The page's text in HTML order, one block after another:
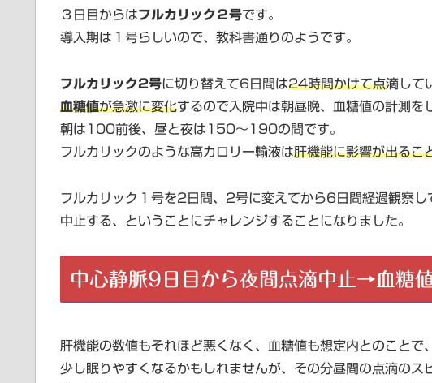
３日目からはフルカリック２号です。
導入期は１号らしいので、教科書通りのようです。
フルカリック2号に切り替えて6日間は24時間かけて点滴して
血糖値が急激に変化するので入院中は朝昼晩、血糖値の計測を
朝は100前後、昼と夜は150～190の間です。
フルカリックのような高カロリー輸液は肝機能に影響が出るこ
フルカリック１号を2日間、2号に変えてから6日間経過観察
中止する、ということにチャレンジすることになりました。
中心静脈9日目から夜間点滴中止→血糖
肝機能の数値もそれほど悪くなく、血糖値も想定内とのことで、
少し眠りやすくなるかもしれませんが、その分昼間の点滴の